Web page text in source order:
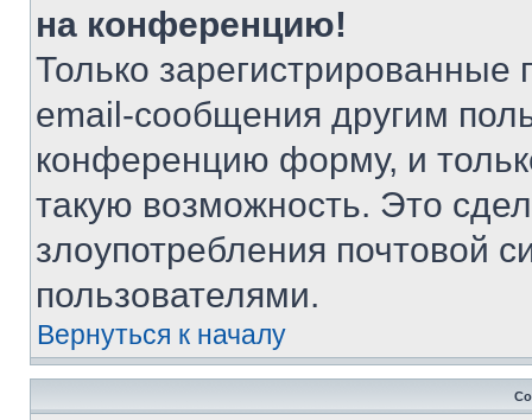
на конференцию!
Только зарегистрированные
email-сообщения другим
конференцию форму, и
такую возможность. Это
злоупотребления почтовой
пользователями.
Вернуться к началу